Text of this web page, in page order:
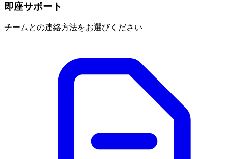
即座サポート
チームとの連絡方法をお選びください